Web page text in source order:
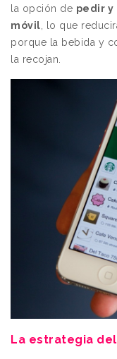
la opción de pedir y
móvil, lo que
porque la bebida y
la recojan.
La estrategia